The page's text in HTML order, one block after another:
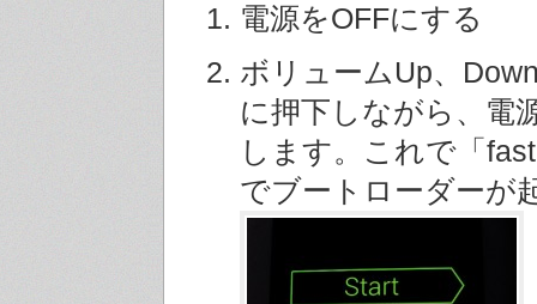
電源をOFFにする
ボリュームUp、
に押下しながら、電
します。これで「
でブートローダーが